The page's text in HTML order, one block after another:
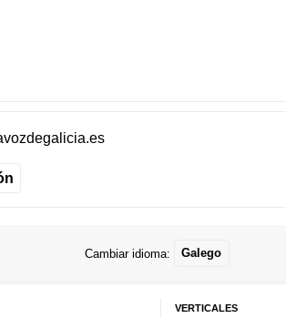
Cambiar idioma: Galego
VERTICALES